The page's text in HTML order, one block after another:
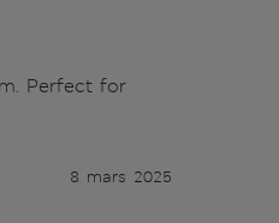
Perfect for
8 mars 2025